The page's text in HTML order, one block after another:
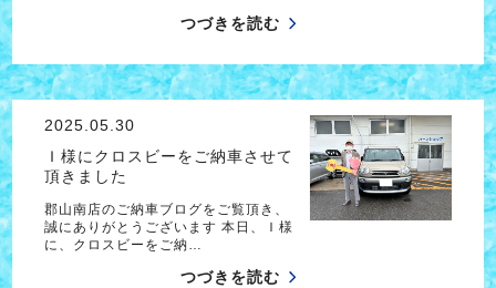
つづきを読む
2025.05.30
Ｉ様にクロスビーをご納車させて
頂きました
郡山南店のご納車ブログをご覧頂き、
誠にありがとうございます 本日、Ｉ様
に、クロスビーをご納…
つづきを読む